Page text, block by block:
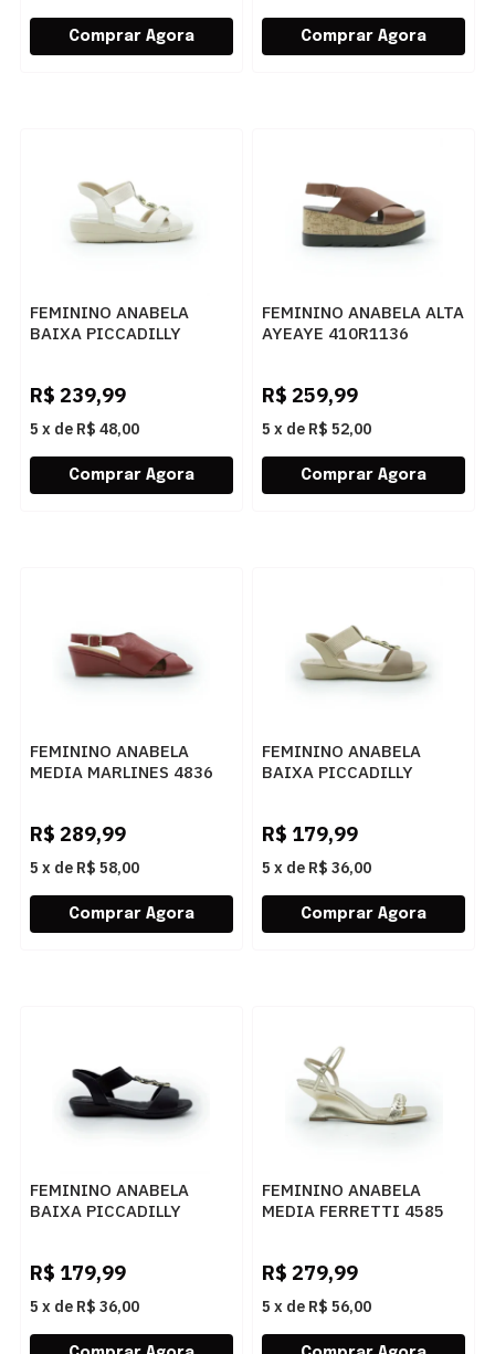
FEMININO ANABELA
BAIXA PICCADILLY
R$ 239,99
5 x de R$ 48,00
FEMININO ANABELA ALTA
AYEAYE 410R1136
R$ 259,99
5 x de R$ 52,00
FEMININO ANABELA
MEDIA MARLINES 4836
R$ 289,99
5 x de R$ 58,00
FEMININO ANABELA
BAIXA PICCADILLY
R$ 179,99
5 x de R$ 36,00
FEMININO ANABELA
BAIXA PICCADILLY
R$ 179,99
5 x de R$ 36,00
FEMININO ANABELA
MEDIA FERRETTI 4585
R$ 279,99
5 x de R$ 56,00